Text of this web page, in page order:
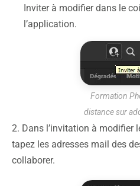
Inviter à modifier dans le
l’application.
Formation
distance sur
2. Dans l’invitation à modifier
tapez les adresses mail des
collaborer.